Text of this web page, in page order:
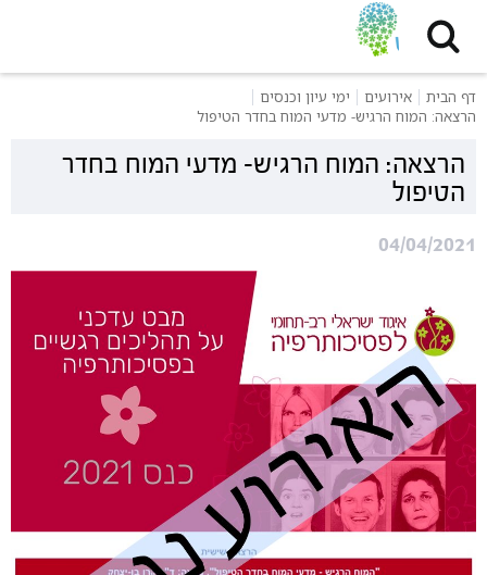
דף הבית אירועים
ימי עיון וכנסים
הרצאה: המוח הרגיש- מדעי המוח בחדר הטיפול
הרצאה: המוח הרגיש- מדעי המוח בחדר
הטיפול
04/04/2021